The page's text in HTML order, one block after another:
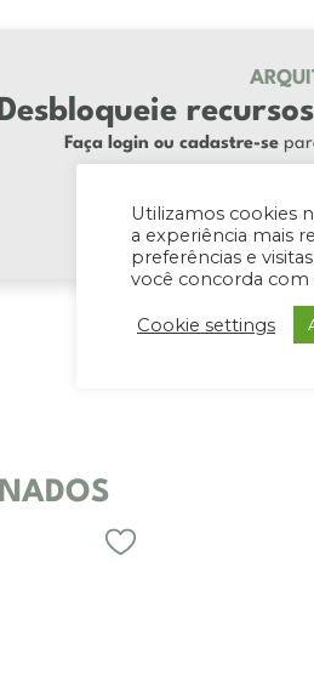
Desbloqueie
Faça login ou cadastre-se
Utilizamos cookies
a experiência mais
preferências e
você concorda com
Cookie settings